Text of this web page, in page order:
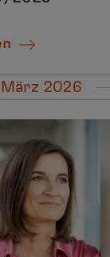
März 2026